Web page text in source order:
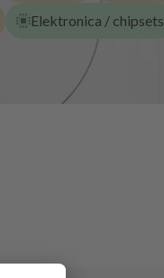
Elektronica / chipsets